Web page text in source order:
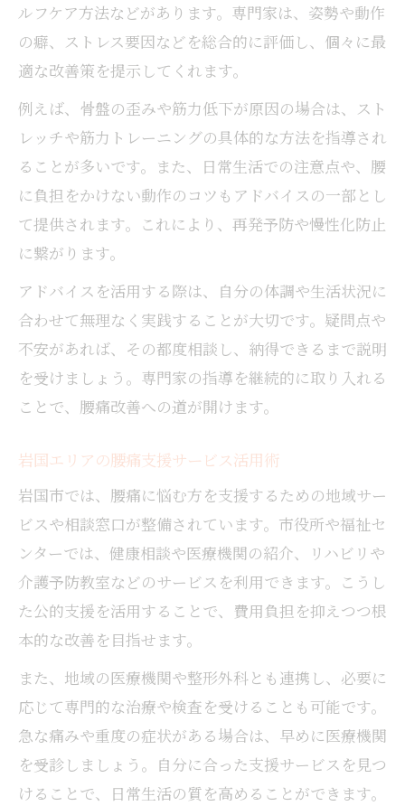
ルフケア方法などがあります。専門家は、姿勢や動作
の癖、ストレス要因などを総合的に評価し、個々に最
適な改善策を提示してくれます。
例えば、骨盤の歪みや筋力低下が原因の場合は、スト
レッチや筋力トレーニングの具体的な方法を指導され
ることが多いです。また、日常生活での注意点や、腰
に負担をかけない動作のコツもアドバイスの一部とし
て提供されます。これにより、再発予防や慢性化防止
に繋がります。
アドバイスを活用する際は、自分の体調や生活状況に
合わせて無理なく実践することが大切です。疑問点や
不安があれば、その都度相談し、納得できるまで説明
を受けましょう。専門家の指導を継続的に取り入れる
ことで、腰痛改善への道が開けます。
岩国エリアの腰痛支援サービス活用術
岩国市では、腰痛に悩む方を支援するための地域サー
ビスや相談窓口が整備されています。市役所や福祉セ
ンターでは、健康相談や医療機関の紹介、リハビリや
介護予防教室などのサービスを利用できます。こうし
た公的支援を活用することで、費用負担を抑えつつ根
本的な改善を目指せます。
また、地域の医療機関や整形外科とも連携し、必要に
応じて専門的な治療や検査を受けることも可能です。
急な痛みや重度の症状がある場合は、早めに医療機関
を受診しましょう。自分に合った支援サービスを見つ
けることで、日常生活の質を高めることができます。